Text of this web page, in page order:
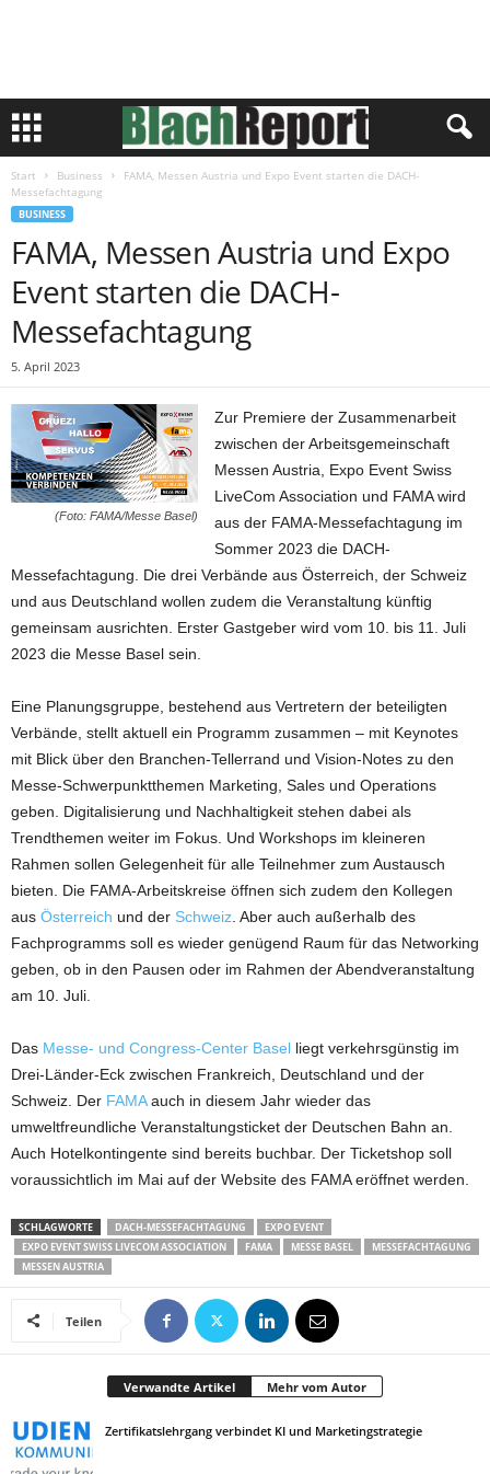
Start Business
FAMA, Messen Austria und Expo Event starten die DACH-
Messefachtagung
BUSINESS
FAMA, Messen Austria und Expo
Event starten die DACH-
Messefachtagung
5. April 2023
(Foto: FAMA/Messe Basel)
Zur Premiere der Zusammenarbeit
zwischen der Arbeitsgemeinschaft
Messen Austria, Expo Event Swiss
LiveCom Association und FAMA wird
aus der FAMA-Messefachtagung im
Sommer 2023 die DACH-
Messefachtagung. Die drei Verbände aus Österreich, der Schweiz
und aus Deutschland wollen zudem die Veranstaltung künftig
gemeinsam ausrichten. Erster Gastgeber wird vom 10. bis 11. Juli
2023 die Messe Basel sein.
Eine Planungsgruppe, bestehend aus Vertretern der beteiligten
Verbände, stellt aktuell ein Programm zusammen – mit Keynotes
mit Blick über den Branchen-Tellerrand und Vision-Notes zu den
Messe-Schwerpunktthemen Marketing, Sales und Operations
geben. Digitalisierung und Nachhaltigkeit stehen dabei als
Trendthemen weiter im Fokus. Und Workshops im kleineren
Rahmen sollen Gelegenheit für alle Teilnehmer zum Austausch
bieten. Die FAMA-Arbeitskreise öffnen sich zudem den Kollegen
aus Österreich und der Schweiz . Aber auch außerhalb des
Fachprogramms soll es wieder genügend Raum für das Networking
geben, ob in den Pausen oder im Rahmen der Abendveranstaltung
am 10. Juli.
Das Messe- und Congress-Center Basel liegt verkehrsgünstig im
Drei-Länder-Eck zwischen Frankreich, Deutschland und der
Schweiz. Der FAMAauch in diesem Jahr wieder das
umweltfreundliche Veranstaltungsticket der Deutschen Bahn an.
Auch Hotelkontingente sind bereits buchbar. Der Ticketshop soll
voraussichtlich im Mai auf der Website des FAMA eröffnet werden.
SCHLAGWORTE DACH-MESSEFACHTAGUNG
EXPO EVENT
EXPO EVENT SWISS LIVECOM ASSOCIATION
FAMA MESSE BASEL
MESSEFACHTAGUNG
MESSEN AUSTRIA
Teilen
Verwandte Artikel Mehr vom Autor
Zertifikatslehrgang verbindet KI und Marketingstrategie